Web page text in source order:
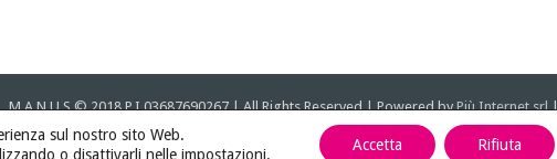
M.A.N.U.S © 2018 P.I 03687690267 | All Rights Reserved | Powered byPiù Internet srl
sul nostro sito Web.
o disattivarli nelle impostazioni.
Accetta Rifiuta